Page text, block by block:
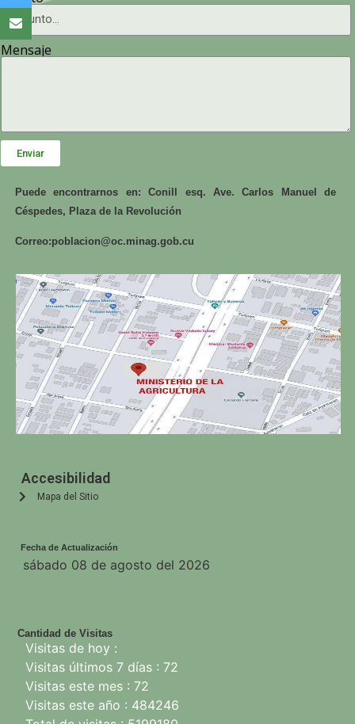
Mensaje
Enviar
Puede encontrarnos en: Conill esq. Ave. Carlos Manuel de
Céspedes, Plaza de la Revolución
Correo:poblacion@oc.minag.gob.cu
Accesibilidad
Mapa del Sitio
Fecha de Actualización
Cantidad de Visitas
Visitas de hoy :
Visitas últimos 7 días : 72
Visitas este mes : 72
Visitas este año : 484246
sábado 08 de agosto del 2026